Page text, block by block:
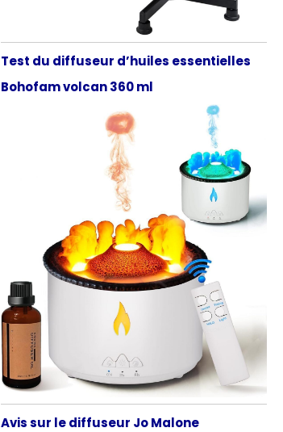
Test du diffuseur d’huiles essentielles
Bohofam volcan 360 ml
Avis sur le diffuseur Jo Malone